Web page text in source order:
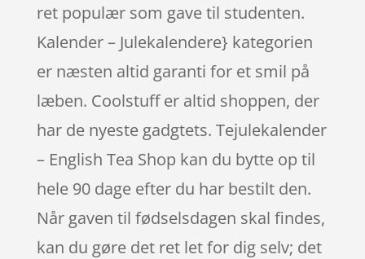
ret populær som gave til studenten.
Kalender – Julekalendere} kategorien
er næsten altid garanti for et smil på
læben. Coolstuff er altid shoppen, der
har de nyeste gadgtets. Tejulekalender
– English Tea Shop kan du bytte op til
hele 90 dage efter du har bestilt den.
Når gaven til fødselsdagen skal findes,
kan du gøre det ret let for dig selv; det